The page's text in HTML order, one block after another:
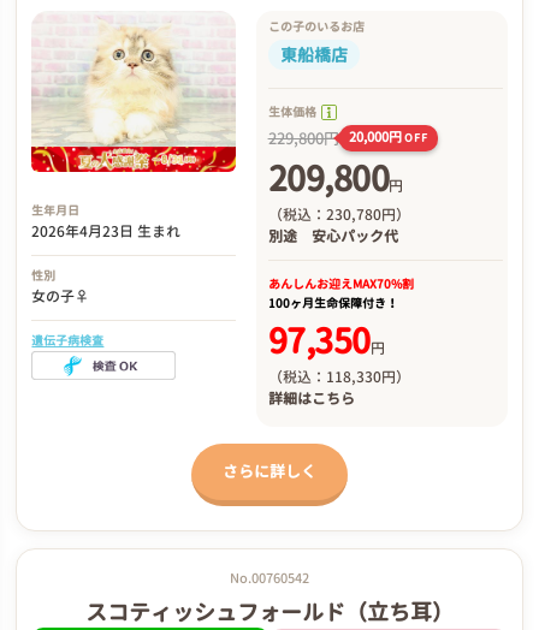
生年月日
2026年4月23日 生まれ
性別
女の子♀
遺伝子病検査
この子のいるお店
東船橋店
生体価格
229,800円 20,000円OFF
209,800円
（税込：230,780円）
別途 安心パック代
あんしんお迎えMAX70%割
100ヶ月生命保障付き！
97,350円
（税込：118,330円）
詳細はこちら
さらに詳しく
No.00760542
スコティッシュフォールド（立ち耳）